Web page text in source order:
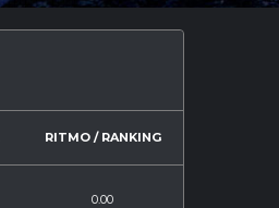
RITMO / RANKING
0.00